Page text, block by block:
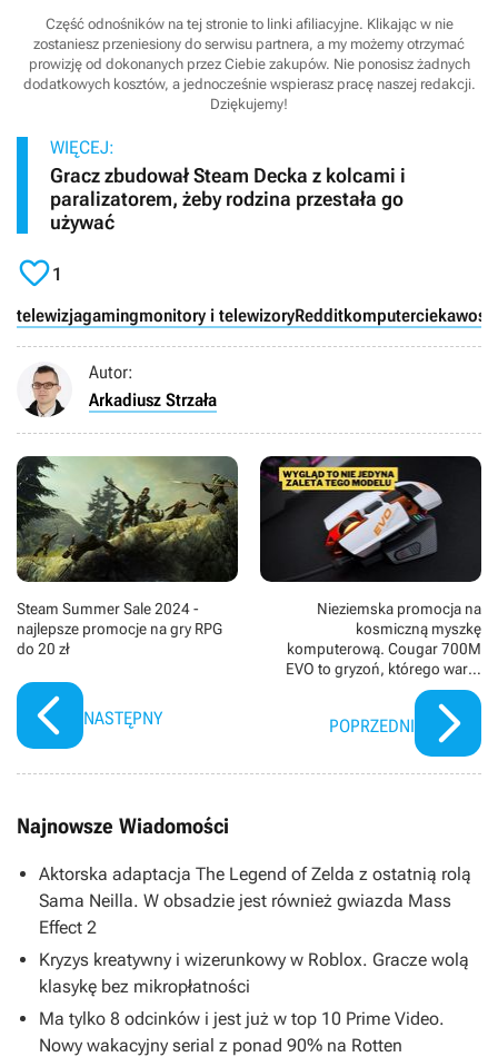
Część odnośników na tej stronie to linki afiliacyjne. Klikając w nie
zostaniesz przeniesiony do serwisu partnera, a my możemy otrzymać
prowizję od dokonanych przez Ciebie zakupów. Nie ponosisz żadnych
dodatkowych kosztów, a jednocześnie wspierasz pracę naszej redakcji.
Dziękujemy!
WIĘCEJ:
Gracz zbudował Steam Decka z kolcami i
paralizatorem, żeby rodzina przestała go
używać
1
telewizjagamingmonitory i telewizoryRedditkomputer
Autor:
Arkadiusz Strzała
Steam Summer Sale 2024 -
najlepsze promocje na gry RPG
do 20 zł
NASTĘPNY
Nieziemska promocja na
kosmiczną myszkę
komputerową. Cougar 700M
EVO to gryzoń, którego warto
kupić nie tylko dla samego
wyglądu
POPRZEDNI
Najnowsze Wiadomości
Aktorska adaptacja The Legend of Zelda z ostatnią rolą
Sama Neilla. W obsadzie jest również gwiazda Mass
Effect 2
Kryzys kreatywny i wizerunkowy w Roblox. Gracze wolą
klasykę bez mikropłatności
Ma tylko 8 odcinków i jest już w top 10 Prime Video.
Nowy wakacyjny serial z ponad 90% na Rotten